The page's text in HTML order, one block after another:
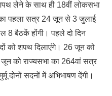
लेने के साथ ही 18वीं लोकसभा
पहला सत्र 24 जून से 3 जुलाई
बैठकें होंगी। पहले दो दिन
को शपथ दिलाएंगे। 26 जून को
को राज्यसभा का 264वां सत्र
दोनों सदनों में अभिभाषण देंगी।